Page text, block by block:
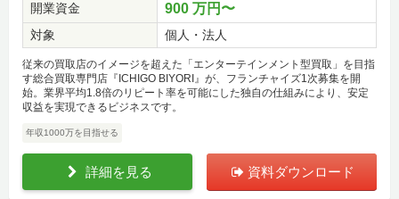
開業資金
900 万円〜
対象 個人・法人
従来の買取店のイメージを超えた「エンターテインメント型買取」を目指
す総合買取専門店『ICHIGO BIYORI』が、フランチャイズ1次募集を開
始。業界平均1.8倍のリピート率を可能にした独自の仕組みにより、安定
収益を実現できるビジネスです。
年収1000万を目指せる
詳細を見る 資料ダウンロード